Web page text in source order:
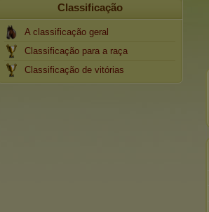
Classificação
A classificação geral
Classificação para a raça
Classificação de vitórias